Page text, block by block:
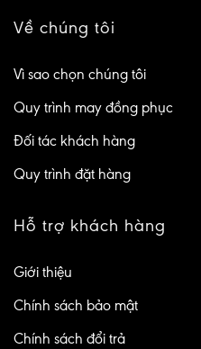
Về chúng tôi
Vì sao chọn chúng tôi
Quy trình may đồng phục
Đối tác khách hàng
Quy trình đặt hàng
Hỗ trợ khách hàng
Giới thiệu
Chính sách bảo mật
Chính sách đổi trả